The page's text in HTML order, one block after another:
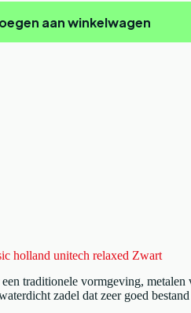
aan winkelwagen
holland unitech relaxed Zwart
traditionele vormgeving, metalen
zadel dat zeer goed